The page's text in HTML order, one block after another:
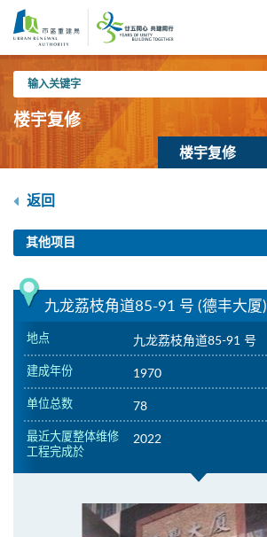
内
入
关
键
楼宇复修
楼宇复修
返回
其他项目
九龙荔枝角道85-91 号 (德丰大厦)
地点 九龙荔枝角道85-91 号
建成年份 1970
单位总数 78
最近大厦整体维修
工程完成於
2022